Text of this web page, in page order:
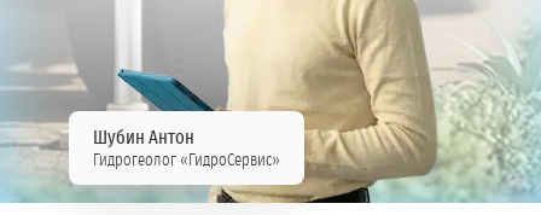
Шубин Антон
Гидрогеолог «ГидроСервис»